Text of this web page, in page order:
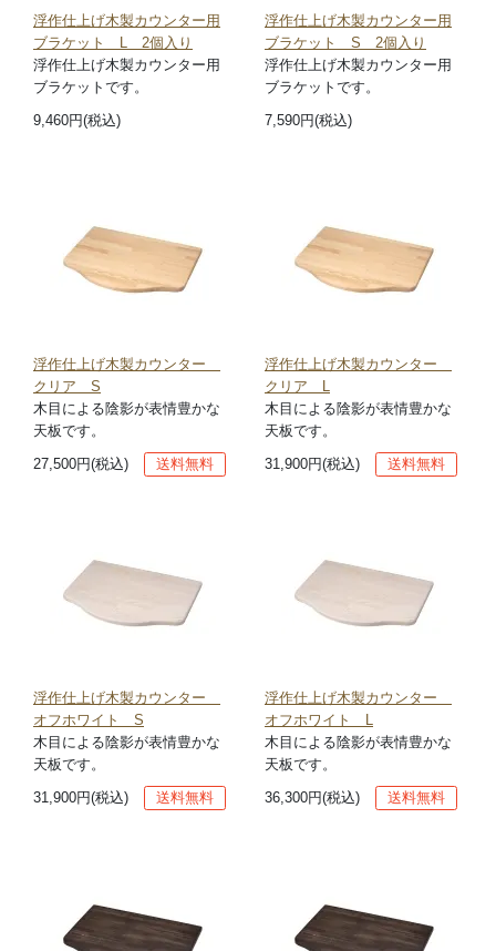
浮作仕上げ木製カウンター用
ブラケット L 2個入り
浮作仕上げ木製カウンター用
ブラケットです。
9,460円(税込)
浮作仕上げ木製カウンター用
ブラケット S 2個入り
浮作仕上げ木製カウンター用
ブラケットです。
7,590円(税込)
浮作仕上げ木製カウンター
クリア S
木目による陰影が表情豊かな
天板です。
27,500円(税込)
送料無料
浮作仕上げ木製カウンター
クリア L
木目による陰影が表情豊かな
天板です。
31,900円(税込)
送料無料
浮作仕上げ木製カウンター
オフホワイト S
木目による陰影が表情豊かな
天板です。
31,900円(税込)
送料無料
浮作仕上げ木製カウンター
オフホワイト L
木目による陰影が表情豊かな
天板です。
36,300円(税込)
送料無料